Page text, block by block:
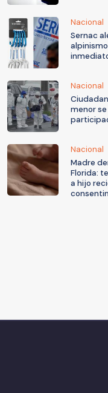
Nacional
Sernac
Nacional
menor
Nacional
Madre
Florida:
a hijo